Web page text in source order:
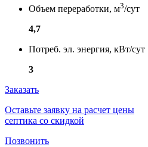
Объем переработки, м3/сут
4,7
Потреб. эл. энергия, кВт/сут
3
Заказать
Оставьте заявку на расчет цены
септика со скидкой
Позвонить